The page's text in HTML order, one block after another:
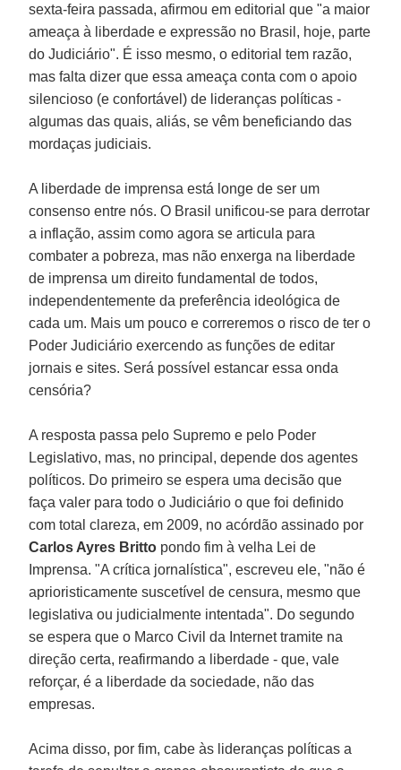
sexta-feira passada, afirmou em editorial que "a maior
ameaça à liberdade e expressão no Brasil, hoje, parte
do Judiciário". É isso mesmo, o editorial tem razão,
mas falta dizer que essa ameaça conta com o apoio
silencioso (e confortável) de lideranças políticas -
algumas das quais, aliás, se vêm beneficiando das
mordaças judiciais.
A liberdade de imprensa está longe de ser um
consenso entre nós. O Brasil unificou-se para derrotar
a inflação, assim como agora se articula para
combater a pobreza, mas não enxerga na liberdade
de imprensa um direito fundamental de todos,
independentemente da preferência ideológica de
cada um. Mais um pouco e correremos o risco de ter o
Poder Judiciário exercendo as funções de editar
jornais e sites. Será possível estancar essa onda
censória?
A resposta passa pelo Supremo e pelo Poder
Legislativo, mas, no principal, depende dos agentes
políticos. Do primeiro se espera uma decisão que
faça valer para todo o Judiciário o que foi definido
com total clareza, em 2009, no acórdão assinado por
Carlos Ayres Britto pondo fim à velha Lei de
Imprensa. "A crítica jornalística", escreveu ele, "não é
aprioristicamente suscetível de censura, mesmo que
legislativa ou judicialmente intentada". Do segundo
se espera que o Marco Civil da Internet tramite na
direção certa, reafirmando a liberdade - que, vale
reforçar, é a liberdade da sociedade, não das
empresas.
Acima disso, por fim, cabe às lideranças políticas a